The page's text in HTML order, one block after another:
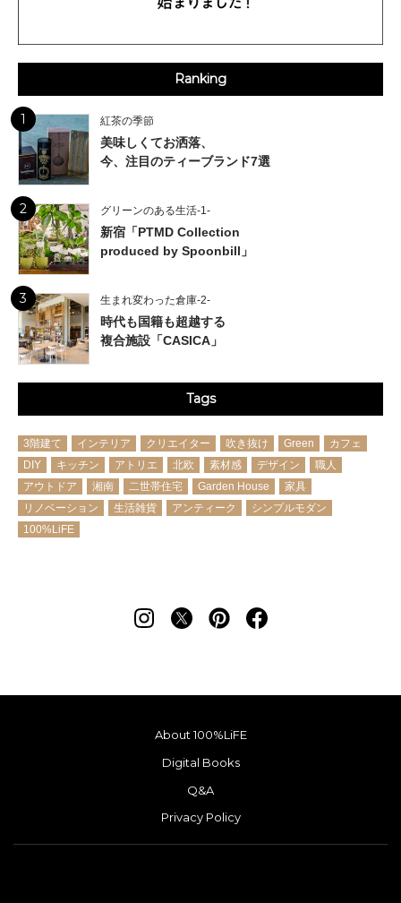
Ranking
1 紅茶の季節
美味しくてお洒落、
今、注目のティーブランド7選
2 グリーンのある生活-1-
新宿「PTMD Collection
produced by Spoonbill」
3 生まれ変わった倉庫-2-
時代も国籍も超越する
複合施設「CASICA」
Tags
3階建て インテリア クリエイター 吹き抜け Green
カフェ
DIY
キッチン アトリエ 北欧 素材感 デザイン
職人
アウトドア
湘南 二世帯住宅 Garden House
家具
リノベーション
生活雑貨 アンティーク
シンプルモダン
100%LiFE
About 100%LiFE
Digital Books
Q&A
Privacy Policy